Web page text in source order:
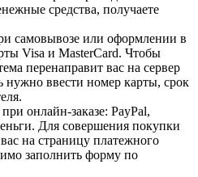
средства, получаете
самовывозе или оформлении в
Visa и MasterCard. Чтобы
перенаправит вас на сервер
нужно ввести номер карты, срок
онлайн-заказе: PayPal,
Для совершения покупки
на страницу платежного
заполнить форму по